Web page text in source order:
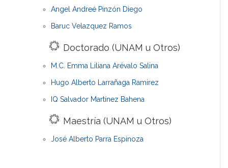
Angel Andreé Pinzón Diego
Baruc Velazquez Ramos
Doctorado (UNAM u Otros)
M.C. Emma Liliana Arévalo Salina
Hugo Alberto Larrañaga Ramirez
IQ Salvador Martínez Bahena
Maestría (UNAM u Otros)
José Alberto Parra Espinoza